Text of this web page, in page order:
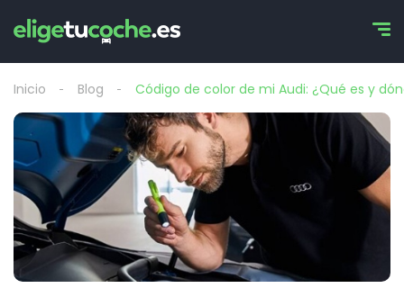
Inicio Blog Código de color de mi Audi: ¿Qué es y